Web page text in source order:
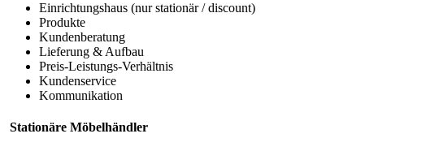
Einrichtungshaus (nur stationär / discount)
Produkte
Kundenberatung
Lieferung & Aufbau
Preis-Leistungs-Verhältnis
Kundenservice
Kommunikation
Stationäre Möbelhändler